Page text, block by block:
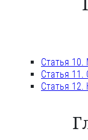
Статья 10.
Статья 11.
Статья 12.